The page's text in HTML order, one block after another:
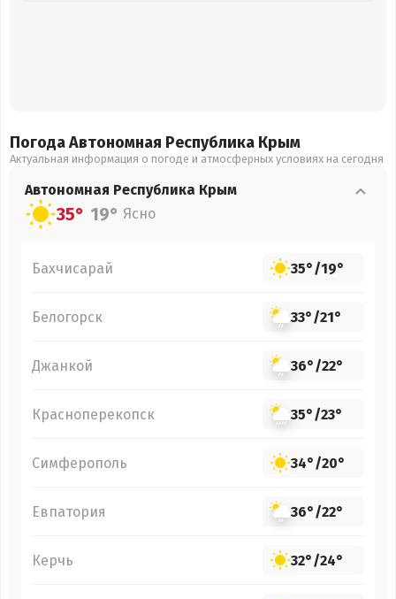
Погода Автономная Республика Крым
Актуальная информация о погоде и атмосферных условиях на сегодня
Автономная Республика Крым
35° 19° Ясно
Бахчисарай 35°/19°
Белогорск 33°/21°
Джанкой 36°/22°
Красноперекопск 35°/23°
Симферополь 34°/20°
Евпатория 36°/22°
Керчь 32°/24°